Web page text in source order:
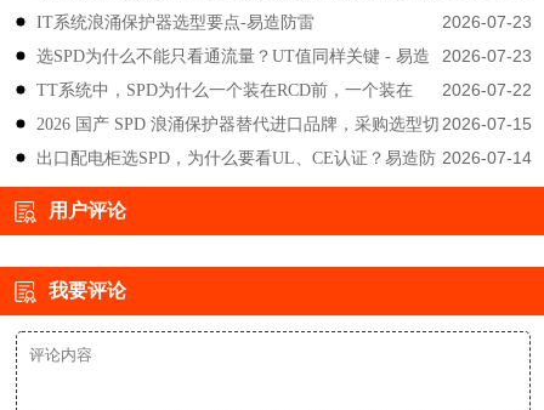
雷
2026-07-23
IT系统浪涌保护器选型要点-易造防雷
2026-07-23
选SPD为什么不能只看通流量？UT值同样关键 - 易造
防雷
2026-07-22
TT系统中，SPD为什么一个装在RCD前，一个装在
后？-易造防雷
2026-07-15
2026 国产 SPD 浪涌保护器替代进口品牌，采购选型切
勿只对比价格-易造防雷
2026-07-14
出口配电柜选SPD，为什么要看UL、CE认证？易造防
雷技术解答
用户评论
我要评论